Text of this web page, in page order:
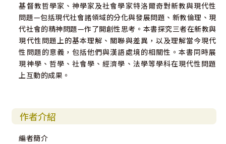
基督教哲學家、神學家及社會學家特洛爾奇對新教與現代性
問題—包括現代社會諸領域的分化與發展問題、新教倫理、現
代社會的精神問題—作了開創性思考。本書探究三者在新教與
現代性問題上的基本理解、關聯與差異，以及理解當今現代
性問題的意義，包括他們與漢語處境的相關性。本書同時展
現神學、哲學、社會學、經濟學、法學等學科在現代性問題
上互動的成果。
作者介紹
編者簡介